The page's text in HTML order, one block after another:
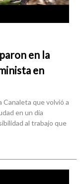
en la
en
Canaleta que volvió a
en un día
al trabajo que